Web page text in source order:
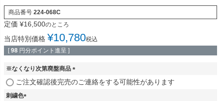
商品番号 224-068C
定価 ¥16,500のところ
当店特別価格 ¥10,780税込
[ 98 円分ポイント進呈 ]
※なくなり次第廃盤商品
(
ご注文確認後完売のご連絡をする可能性があります
刺繍色